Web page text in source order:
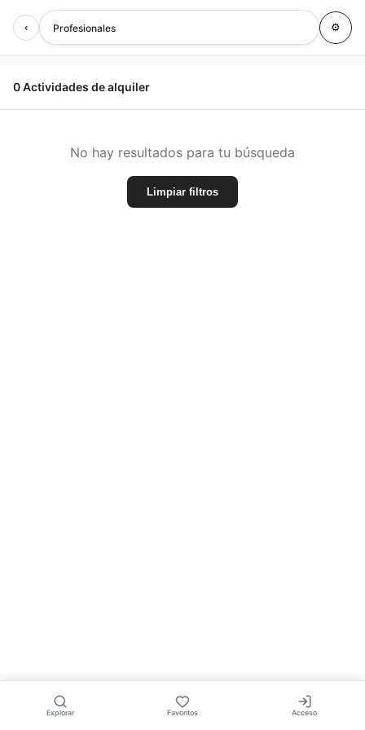
‹ Profesionales ⚙
0 Actividades de alquiler
No hay resultados para tu búsqueda
Limpiar filtros
Explorar Favoritos Acceso